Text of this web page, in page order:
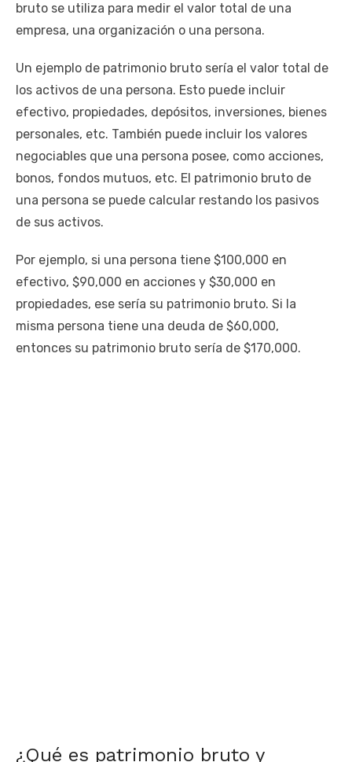
bruto se utiliza para medir el valor total de una
empresa, una organización o una persona.
Un ejemplo de patrimonio bruto sería el valor total de
los activos de una persona. Esto puede incluir
efectivo, propiedades, depósitos, inversiones, bienes
personales, etc. También puede incluir los valores
negociables que una persona posee, como acciones,
bonos, fondos mutuos, etc. El patrimonio bruto de
una persona se puede calcular restando los pasivos
de sus activos.
Por ejemplo, si una persona tiene $100,000 en
efectivo, $90,000 en acciones y $30,000 en
propiedades, ese sería su patrimonio bruto. Si la
misma persona tiene una deuda de $60,000,
entonces su patrimonio bruto sería de $170,000.
¿Qué es patrimonio bruto y